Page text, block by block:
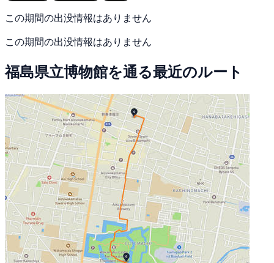
この期間の出没情報はありません
この期間の出没情報はありません
福島県立博物館を通る最近のルート